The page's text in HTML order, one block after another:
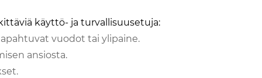
käyttö- ja turvallisuusetuja:
vuodot tai ylipaine.
ansiosta.